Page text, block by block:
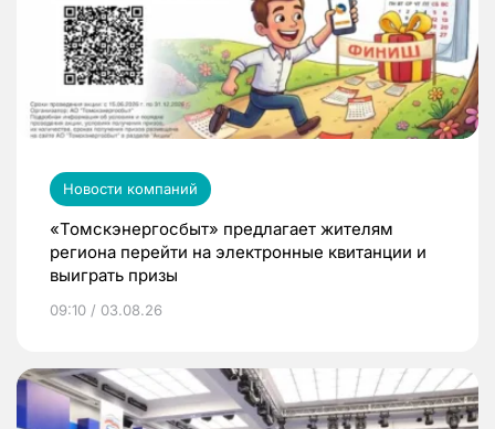
Новости компаний
«Томскэнергосбыт» предлагает жителям
региона перейти на электронные квитанции и
выиграть призы
09:10 / 03.08.26